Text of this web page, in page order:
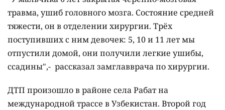
травма, ушиб головного мозга. Состояние средней
тяжести, он в отделении хирургии. Трёх
поступивших с ним девочек: 5, 10 и 11 лет мы
отпустили домой, они получили легкие ушибы,
ссадины",- рассказал замглавврача по хирургии.
ДТП произошло в районе села Рабат на
международной трассе в Узбекистан. Второй год